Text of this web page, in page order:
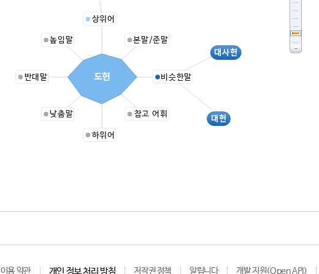
상위어
본말/준말
대사헌
대헌
비슷한말
참고 어휘
하위어
낮춤말
반대말
높임말
도헌
이용 약관 개인 정보 처리 방침 저작권 정책 알립니다 개발 지원(Open API)